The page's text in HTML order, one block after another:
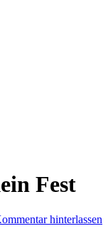
Fest
hinterlassen